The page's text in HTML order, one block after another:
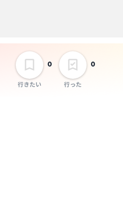
行きたい
0
行った
0